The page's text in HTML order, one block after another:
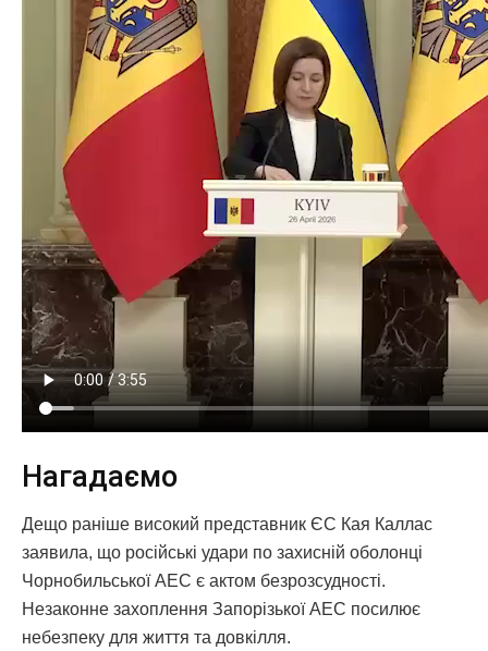
Нагадаємо
Дещо раніше високий представник ЄС Кая Каллас
заявила, що російські удари по захисній оболонці
Чорнобильської АЕС є актом безрозсудності.
Незаконне захоплення Запорізької АЕС посилює
небезпеку для життя та довкілля.